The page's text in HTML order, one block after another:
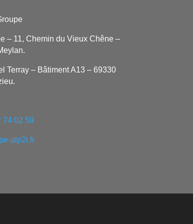
– 11, Chemin du Vieux Chêne –
Terray – Bâtiment A13 – 69330
74 02 59
alp2i.fr